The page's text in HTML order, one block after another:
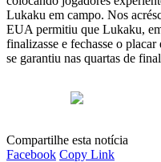
Lukaku em campo. Nos
EUA permitiu que Lukaku,
finalizasse e fechasse o
se garantiu nas quartas de
Compartilhe esta notícia
Facebook Copy Link